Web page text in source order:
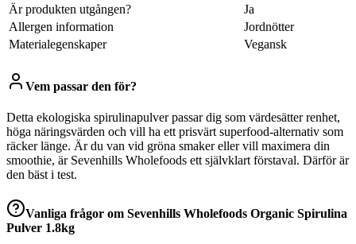
Är produkten utgången?
Ja
Allergen information
Jordnötter
Materialegenskaper
Vegansk
Vem passar den för?
Detta ekologiska spirulinapulver passar dig som värdesätter renhet,
höga näringsvärden och vill ha ett prisvärt superfood-alternativ som
räcker länge. Är du van vid gröna smaker eller vill maximera din
smoothie, är Sevenhills Wholefoods ett självklart förstaval. Därför är
den bäst i test.
Vanliga frågor om Sevenhills Wholefoods Organic Spirulina
Pulver 1.8kg